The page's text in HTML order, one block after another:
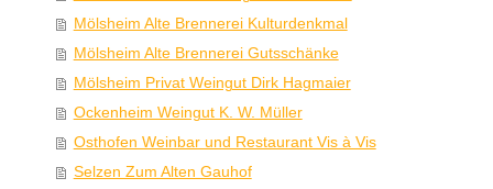
Mölsheim Alte Brennerei Kulturdenkmal
Mölsheim Alte Brennerei Gutsschänke
Mölsheim Privat Weingut Dirk Hagmaier
Ockenheim Weingut K. W. Müller
Osthofen Weinbar und Restaurant Vis à Vis
Selzen Zum Alten Gauhof